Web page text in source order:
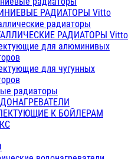
РАДИАТОРЫ Vitto
радиаторы
РАДИАТОРЫ Vitto
для алюминивых
для чугунных
радиаторы
К БОЙЛЕРАМ